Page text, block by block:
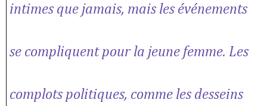
intimes que jamais, mais les événements
se compliquent pour la jeune femme. Les
complots politiques, comme les desseins